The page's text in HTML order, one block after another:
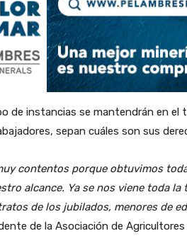
de instancias se mantendrán en el
sepan cuáles son sus
contentos porque obtuvimos
alcance. Ya se nos viene toda la
de los jubilados, menores de
de la Asociación de Agricultores